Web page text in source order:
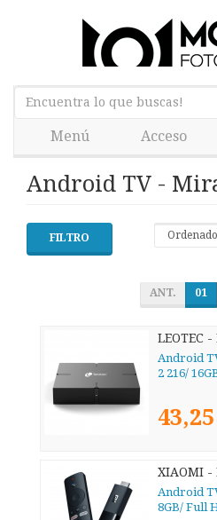
Menú Acceso
Android TV -
FILTRO
ANT. 01
LEOTEC -
Android
2 216/
XIAOMI -
Android
8GB/ Full